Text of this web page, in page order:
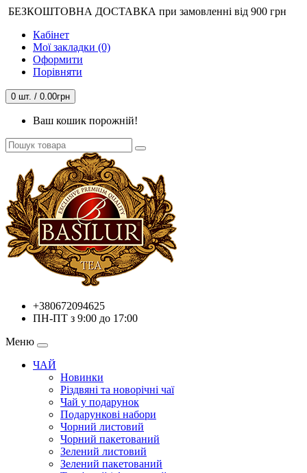
БЕЗКОШТОВНА ДОСТАВКА при замовленні від 900 грн
Кабінет
Мої закладки (0)
Оформити
Порівняти
0 шт. / 0.00грн
Ваш кошик порожній!
+380672094625
ПН-ПТ з 9:00 до 17:00
Меню
ЧАЙ
Новинки
Різдвяні та новорічні чаї
Чай у подарунок
Подарункові набори
Чорний листовий
Чорний пакетований
Зелений листовий
Зелений пакетований